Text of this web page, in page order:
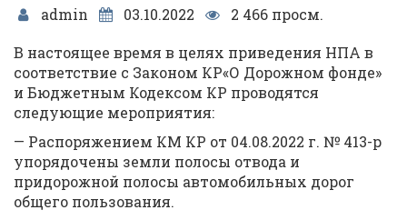
admin 03.10.2022
2 466 просм.
В настоящее время в целях приведения НПА в
соответствие с Законом КР«О Дорожном фонде»
и Бюджетным Кодексом КР проводятся
следующие мероприятия:
— Распоряжением КМ КР от 04.08.2022 г. № 413-р
упорядочены земли полосы отвода и
придорожной полосы автомобильных дорог
общего пользования.